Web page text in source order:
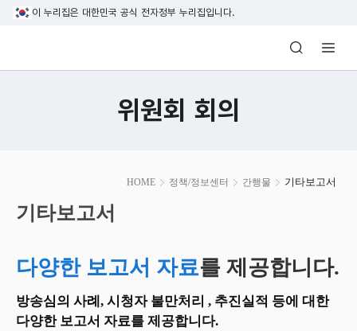
본문 바로가기
이 누리집은 대한민국 공식 전자정부 누리집입니다.
방송미디어통신위원회 Korea Media
위원회 회의
HOME 정책/정보센터 간행물 기타보고서
시
작
기타보고서
다양한 보고서 자료를 제공합니다.
방송심의 사례, 시청자 불만처리 , 추진실적 등에 대한
다양한 보고서 자료를 제공합니다.